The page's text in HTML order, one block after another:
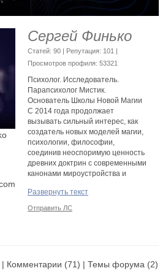
Сергей Финько
Cтатей: 90 | Репутация: 101 |
Просмотров профиля: 53321
Психолог. Исследователь.
Парапсихолог Мистик.
Основатель Школы Новой Магии
С 2014 года продолжает
вызывать сильный интерес, как
создатель новых моделей магии,
психологии, философии,
соединив неоспоримую ценность
древних доктрин с современными
канонами мироустройства и
энергий.
Эксперт в области развития
всему миру в более 48 странах.
Развернуть текст
Отправить ЛС
| Комментарии (71) | Темы форума (2)